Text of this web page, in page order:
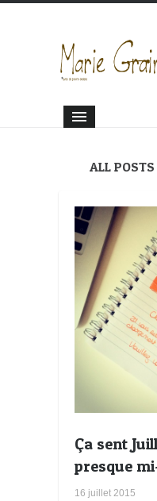
ALL POSTS
Ça sent
presque
16 juillet 2015